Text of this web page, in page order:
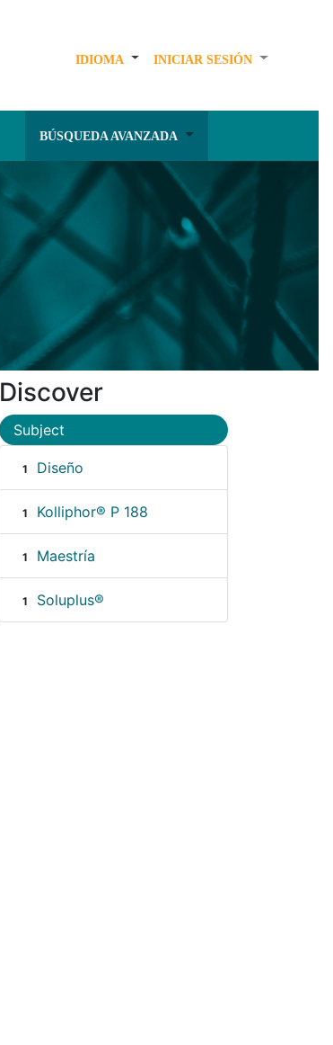
IDIOMA INICIAR SESIÓN
BÚSQUEDA AVANZADA
Discover
Subject
1 Diseño
1 Kolliphor® P 188
1 Maestría
1 Soluplus®